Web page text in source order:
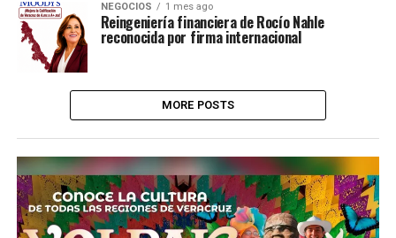
NEGOCIOS 1 mes ago
Reingeniería financiera de Rocío Nahle
reconocida por firma internacional
MORE POSTS